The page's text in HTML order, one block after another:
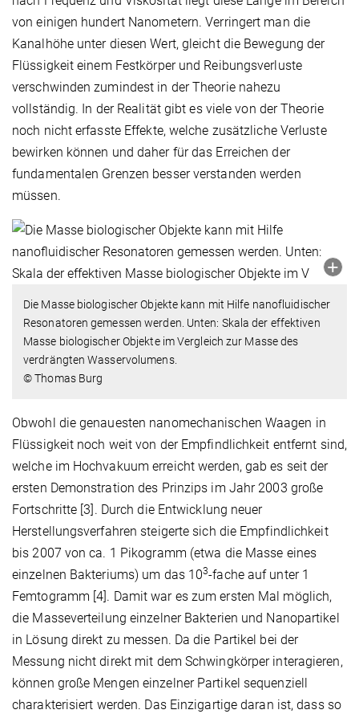
von einigen hundert Nanometern. Verringert man die
Kanalhöhe unter diesen Wert, gleicht die Bewegung der
Flüssigkeit einem Festkörper und Reibungsverluste
verschwinden zumindest in der Theorie nahezu
vollständig. In der Realität gibt es viele von der Theorie
noch nicht erfasste Effekte, welche zusätzliche Verluste
bewirken können und daher für das Erreichen der
fundamentalen Grenzen besser verstanden werden
müssen.
Die Masse biologischer Objekte kann mit Hilfe nanofluidischer
Resonatoren gemessen werden. Unten: Skala der effektiven
Masse biologischer Objekte im Vergleich zur Masse des
verdrängten Wasservolumens.
© Thomas Burg
Obwohl die genauesten nanomechanischen Waagen in
Flüssigkeit noch weit von der Empfindlichkeit entfernt sind,
welche im Hochvakuum erreicht werden, gab es seit der
ersten Demonstration des Prinzips im Jahr 2003 große
Fortschritte [3]. Durch die Entwicklung neuer
Herstellungsverfahren steigerte sich die Empfindlichkeit
bis 2007 von ca. 1 Pikogramm (etwa die Masse eines
einzelnen Bakteriums) um das 103-fache auf unter 1
Femtogramm [4]. Damit war es zum ersten Mal möglich,
die Masseverteilung einzelner Bakterien und Nanopartikel
in Lösung direkt zu messen. Da die Partikel bei der
Messung nicht direkt mit dem Schwingkörper interagieren,
können große Mengen einzelner Partikel sequenziell
charakterisiert werden. Das Einzigartige daran ist, dass so